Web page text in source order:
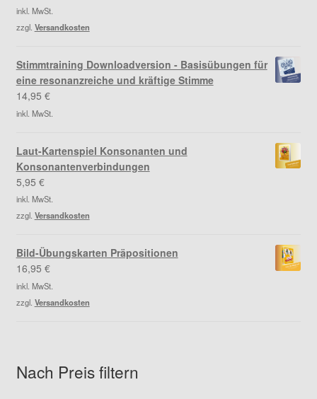
inkl. MwSt.
zzgl. Versandkosten
Stimmtraining Downloadversion - Basisübungen für
eine resonanzreiche und kräftige Stimme
14,95 €
inkl. MwSt.
Laut-Kartenspiel Konsonanten und
Konsonantenverbindungen
5,95 €
inkl. MwSt.
zzgl. Versandkosten
Bild-Übungskarten Präpositionen
16,95 €
inkl. MwSt.
zzgl. Versandkosten
Nach Preis filtern